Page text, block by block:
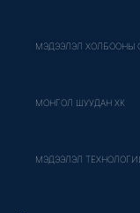
МЭДЭЭЛЭЛ ХОЛБООНЫ
МОНГОЛ ШУУДАН ХК
МЭДЭЭЛЭЛ